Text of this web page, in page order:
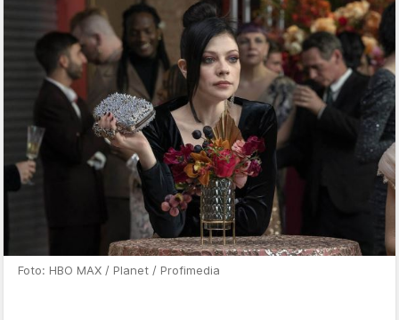
Foto: HBO MAX / Planet / Profimedia